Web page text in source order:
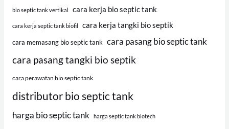
bio septic tank vertikal cara kerja bio septic tank
cara kerja septic tank biofil cara kerja tangki bio septik
cara memasang bio septic tank cara pasang bio septic tank
cara pasang tangki bio septik
cara perawatan bio septic tank
distributor bio septic tank
harga bio septic tank harga septic tank biotech